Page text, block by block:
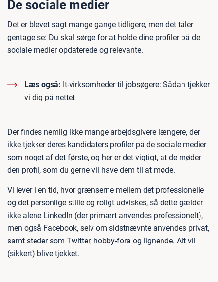
De sociale medier
Det er blevet sagt mange gange tidligere, men det tåler
gentagelse: Du skal sørge for at holde dine profiler på de
sociale medier opdaterede og relevante.
Læs også: It-virksomheder til jobsøgere: Sådan tjekker
vi dig på nettet
Der findes nemlig ikke mange arbejdsgivere længere, der
ikke tjekker deres kandidaters profiler på de sociale medier
som noget af det første, og her er det vigtigt, at de møder
den profil, som du gerne vil have dem til at møde.
Vi lever i en tid, hvor grænserne mellem det professionelle
og det personlige stille og roligt udviskes, så dette gælder
ikke alene LinkedIn (der primært anvendes professionelt),
men også Facebook, selv om sidstnævnte anvendes privat,
samt steder som Twitter, hobby-fora og lignende. Alt vil
(sikkert) blive tjekket.